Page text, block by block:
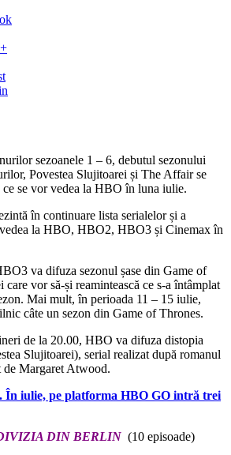
sezoanele 1 – 6, debutul sezonului
Povestea Slujitoarei și The Affair se
ce se vor vedea la HBO în luna iulie.
în continuare lista serialelor și a
la HBO, HBO2, HBO3 și Cinemax în
va difuza sezonul șase din Game of
care vor să-și reamintească ce s-a întâmplat
Mai mult, în perioada 11 – 15 iulie,
câte un sezon din Game of Thrones.
de la 20.00, HBO va difuza distopia
Slujitoarei), serial realizat după romanul
de Margaret Atwood.
În iulie, pe platforma HBO GO intră trei
DIN BERLIN (10 episoade)